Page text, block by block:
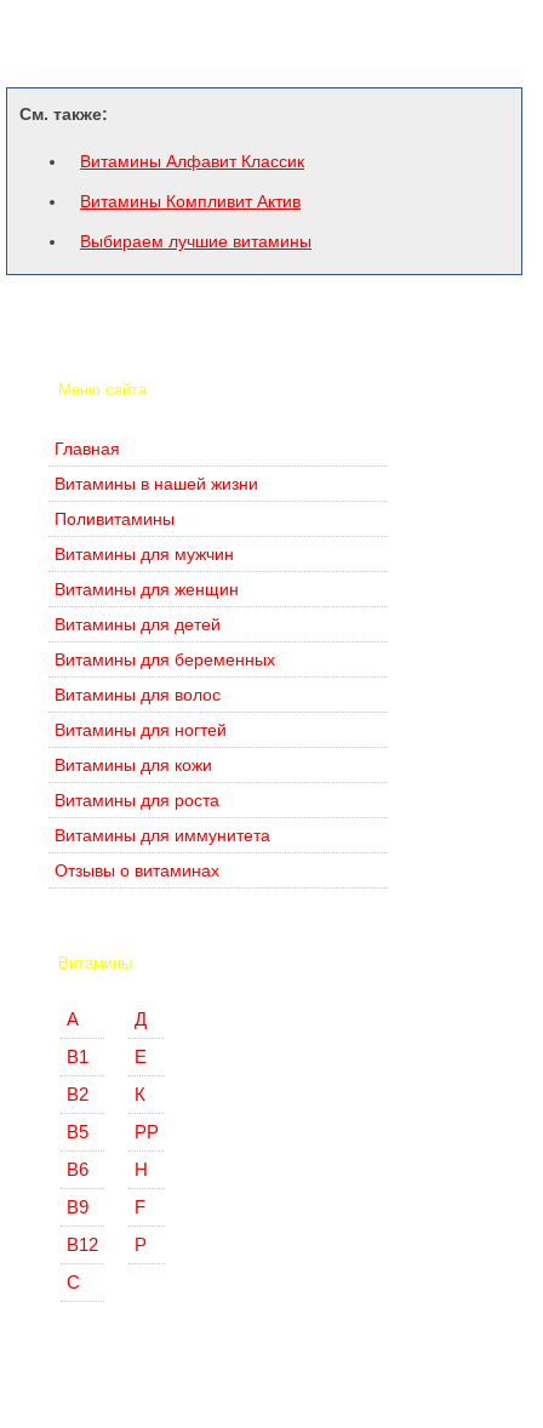
См. также:
Витамины Алфавит Классик
Витамины Компливит Актив
Выбираем лучшие витамины
Меню сайта
Главная
Витамины в нашей жизни
Поливитамины
Витамины для мужчин
Витамины для женщин
Витамины для детей
Витамины для беременных
Витамины для волос
Витамины для ногтей
Витамины для кожи
Витамины для роста
Витамины для иммунитета
Отзывы о витаминах
Витамины
А
В1
В2
В5
В6
В9
В12
С
Д
Е
К
РР
Н
F
Р